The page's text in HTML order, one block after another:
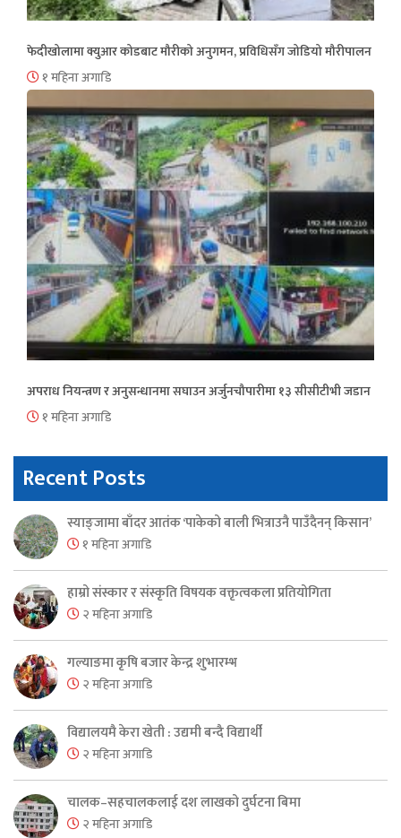
फेदीखोलामा क्युआर कोडबाट मौरीको अनुगमन, प्रविधिसँग जोडियो मौरीपालन
१ महिना अगाडि
अपराध नियन्त्रण र अनुसन्धानमा सघाउन अर्जुनचौपारीमा १३ सीसीटीभी जडान
१ महिना अगाडि
Recent Posts
स्याङ्जामा बाँदर आतंक ‘पाकेको बाली भित्राउनै पाउँदैनन् किसान’
१ महिना अगाडि
हाम्रो संस्कार र संस्कृति विषयक वक्तृत्वकला प्रतियोगिता
२ महिना अगाडि
गल्याङमा कृषि बजार केन्द्र शुभारम्भ
२ महिना अगाडि
विद्यालयमै केरा खेती : उद्यमी बन्दै विद्यार्थी
२ महिना अगाडि
चालक–सहचालकलाई दश लाखको दुर्घटना बिमा
२ महिना अगाडि